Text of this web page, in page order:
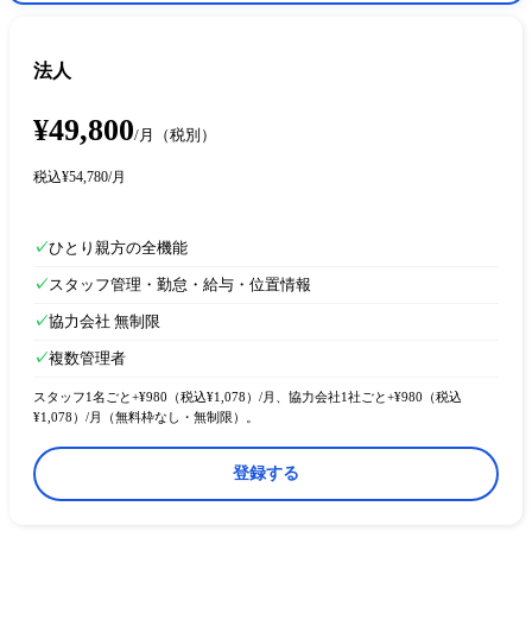
法人
¥49,800/月 （税別）
税込¥54,780/月
✓ひとり親方の全機能
✓スタッフ管理・勤怠・給与・位置情報
✓協力会社 無制限
✓複数管理者
スタッフ1名ごと+¥980（税込¥1,078）/月、協力会社1社ごと+¥980（税込
¥1,078）/月（無料枠なし・無制限）。
登録する